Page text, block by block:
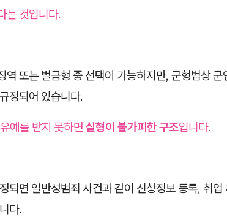
는 것입니다.
역 또는 벌금형 중 선택이 가능하지만, 군형법상
정되어 있습니다.
예를 받지 못하면 실형이 불가피한 구조입니다.
되면 일반성범죄 사건과 같이 신상정보 등록, 취
다.